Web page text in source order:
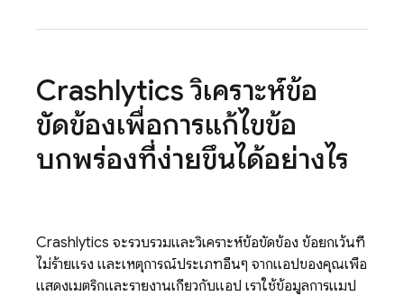
Crashlyticsวิเคราะห์ข้อ
ขัดข้องเพื่อการแก้ไขข้อ
บกพร่องที่ง่ายขึ้นได้อย่างไร
Crashlytics จะรวบรวมและวิเคราะห์ข้อขัดข้อง ข้อยกเว้นที่
ไม่ร้ายแรง และเหตุการณ์ประเภทอื่นๆ จากแอปของคุณเพื่อ
แสดงเมตริกและรายงานเกี่ยวกับแอป เราใช้ข้อมูลการแมป